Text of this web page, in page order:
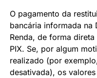
O pagamento da
bancária informada na
Renda, de forma
PIX. Se, por algum
realizado (por
desativada), os